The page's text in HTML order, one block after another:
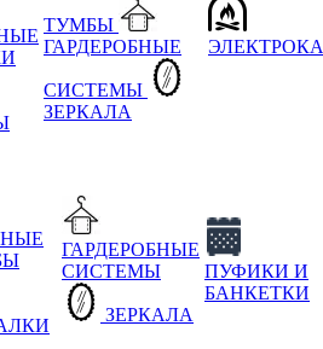
ТУМБЫ
ГАРДЕРОБНЫЕ
СИСТЕМЫ
ЗЕРКАЛА
ГАРДЕРОБНЫЕ
СИСТЕМЫ
ЗЕРКАЛА
ПУФИКИ И
БАНКЕТКИ